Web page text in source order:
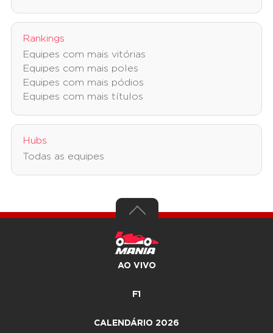
Rankings
Equipes com mais vitórias
Equipes com mais poles
Equipes com mais pódios
Equipes com mais títulos
Hubs
Todas as equipes
AO VIVO
F1
CALENDÁRIO 2026